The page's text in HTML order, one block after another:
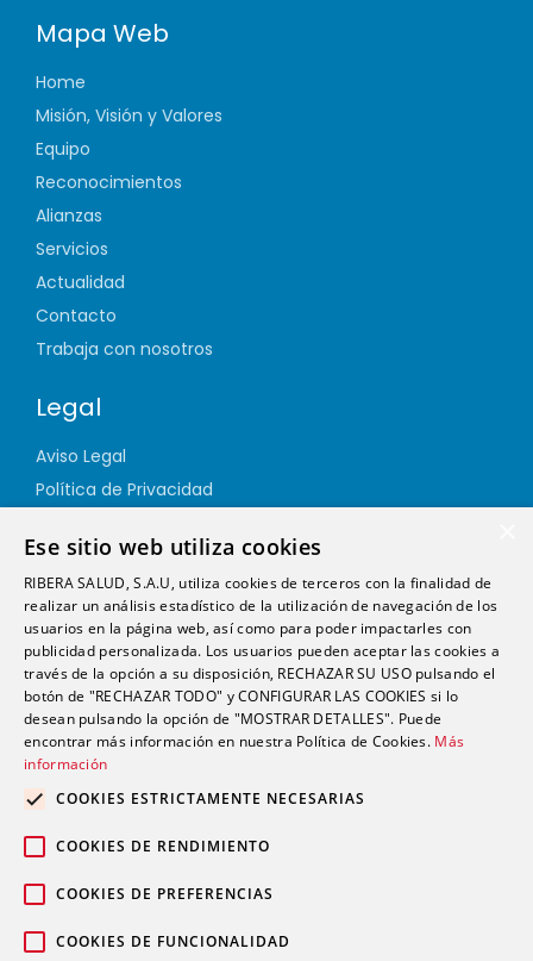
Mapa Web
Home
Misión, Visión y Valores
Equipo
Reconocimientos
Alianzas
Servicios
Actualidad
Contacto
Trabaja con nosotros
Legal
Aviso Legal
Política de Privacidad
Política de Calidad
Política de Seguridad
Canal Ético
Dirección
info@futurshealth.com
planta Elche 03203 (Alicante)
English Español
Ese sitio web utiliza cookies
RIBERA SALUD, S.A.U, utiliza cookies de terceros con la finalidad de
realizar un análisis estadístico de la utilización de navegación de los
usuarios en la página web, así como para poder impactarles con
publicidad personalizada. Los usuarios pueden aceptar las cookies a
través de la opción a su disposición, RECHAZAR SU USO pulsando el
botón de "RECHAZAR TODO" y CONFIGURAR LAS COOKIES si lo
desean pulsando la opción de "MOSTRAR DETALLES". Puede
encontrar más información en nuestra Política de Cookies. Más
información
COOKIES ESTRICTAMENTE NECESARIAS
COOKIES DE RENDIMIENTO
COOKIES DE PREFERENCIAS
COOKIES DE FUNCIONALIDAD